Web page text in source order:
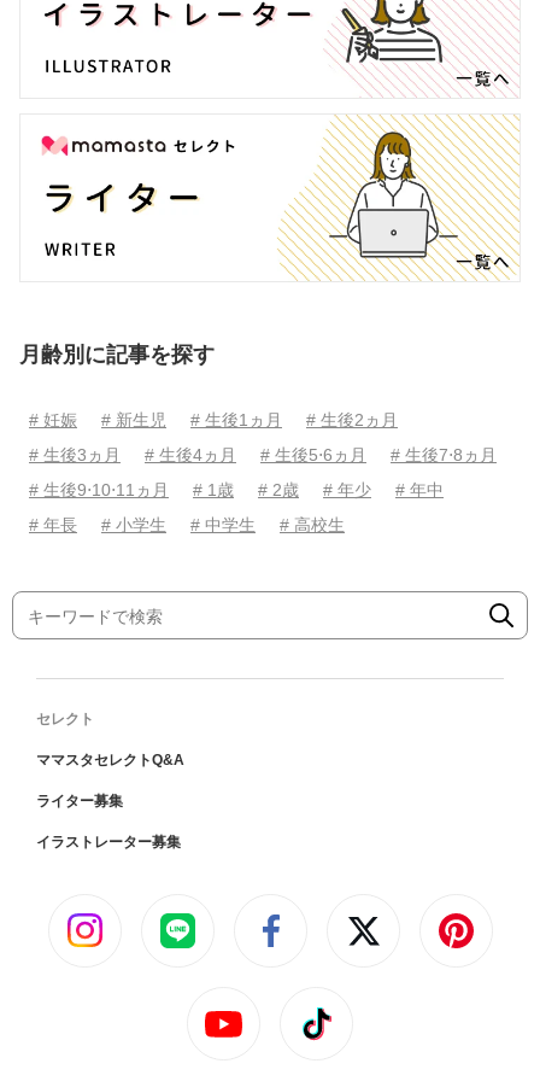
月齢別に記事を探す
# 妊娠 # 新生児 # 生後1ヵ月
# 生後2ヵ月
# 生後3ヵ月
# 生後4ヵ月 # 生後5⋅6ヵ月
# 生後7⋅8ヵ月
# 生後9⋅10⋅11ヵ月
# 1歳 # 2歳 # 年少
# 年中
# 年長
# 小学生 # 中学生 # 高校生
セレクト
ママスタセレクトQ&A
ライター募集
イラストレーター募集